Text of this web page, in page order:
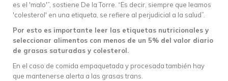
es el 'malo'”, sostiene De la Torre. “Es decir, siempre que leamos
'colesterol' en una etiqueta, se refiere al perjudicial a la salud”.
Por esto es importante leer las etiquetas nutricionales y
seleccionar alimentos con menos de un 5% del valor diario
de grasas saturadas y colesterol.
En el caso de comida empaquetada y procesada también hay
que mantenerse alerta a las grasas trans.